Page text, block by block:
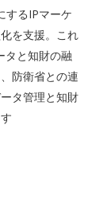
するIPマーケ
を支援。これ
タと知財の融
防衛省との連
タ管理と知財